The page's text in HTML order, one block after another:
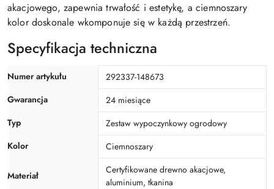
akacjowego, zapewnia trwałość i estetykę, a ciemnoszary
kolor doskonale wkomponuje się w każdą przestrzeń.
Specyfikacja techniczna
Numer artykułu
292337-148673
Gwarancja
24 miesiące
Typ
Zestaw wypoczynkowy ogrodowy
Kolor
Ciemnoszary
Materiał
Certyfikowane drewno akacjowe,
aluminium, tkanina